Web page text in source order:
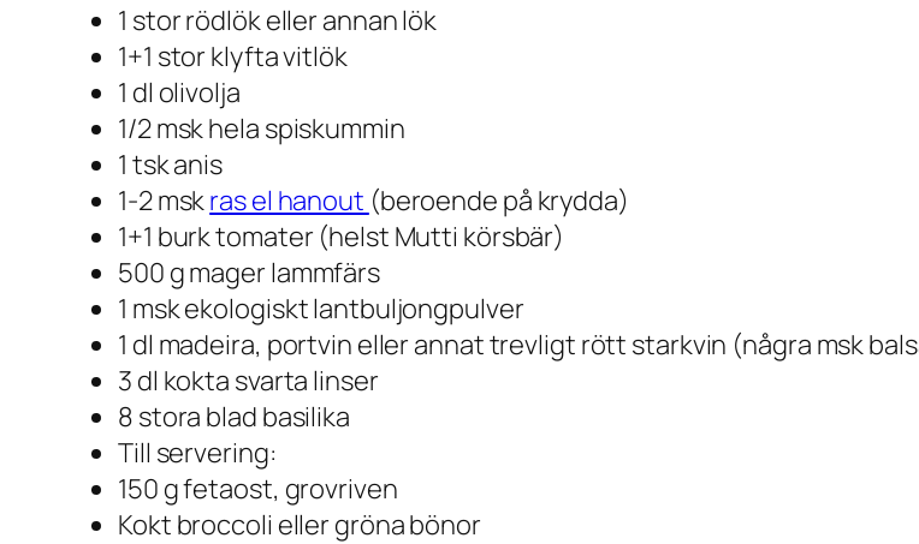
1 stor rödlök eller annan lök
1+1 stor klyfta vitlök
1 dl olivolja
1/2 msk hela spiskummin
1 tsk anis
1-2 mskras el hanout (beroende på krydda)
1+1 burk tomater (helst Mutti körsbär)
500 g mager lammfärs
1 msk ekologiskt lantbuljongpulver
1 dl madeira, portvin eller annat trevligt rött starkvin (några msk
3 dl kokta svarta linser
8 stora blad basilika
Till servering:
150 g fetaost, grovriven
Kokt broccoli eller gröna bönor